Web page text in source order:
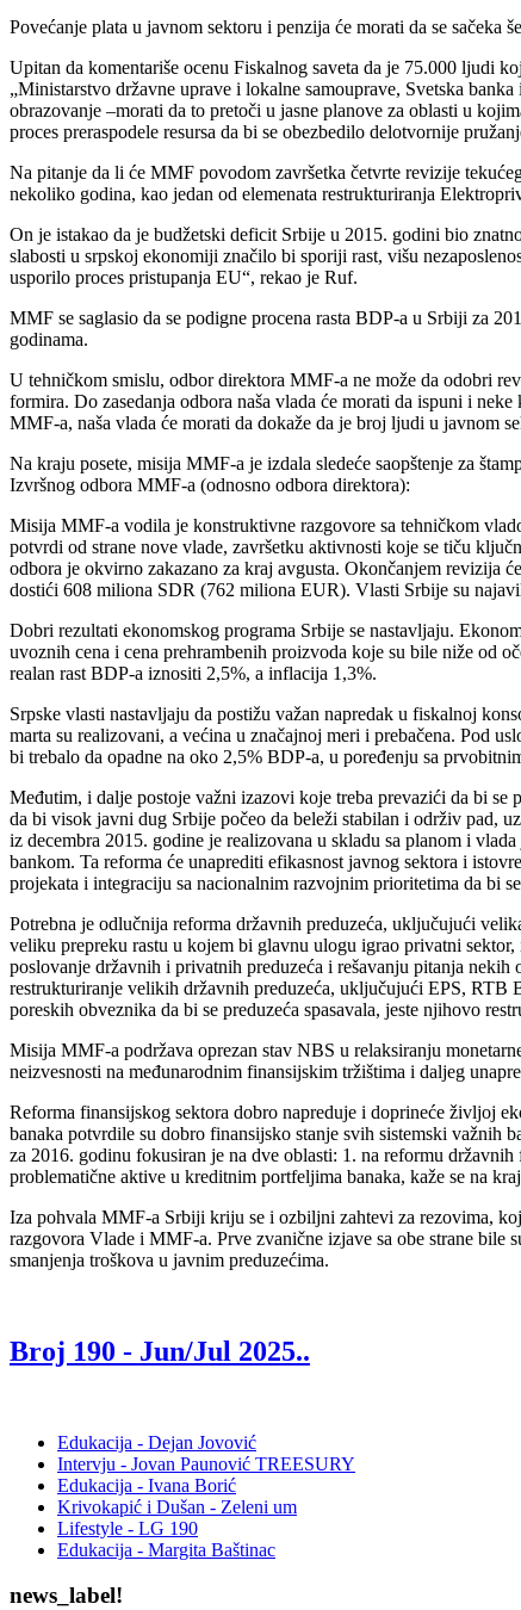
Povećanje plata u javnom sektoru i penzija će morati da se
Upitan da komentariše ocenu Fiskalnog saveta da je 75.000 ljudi
„Ministarstvo državne uprave i lokalne samouprave, Svetska
obrazovanje –morati da to pretoči u jasne planove za oblasti u
proces preraspodele resursa da bi se obezbedilo delotvornije
Na pitanje da li će MMF povodom završetka četvrte revizije
nekoliko godina, kao jedan od elemenata restrukturiranja
On je istakao da je budžetski deficit Srbije u 2015. godini bio
slabosti u srpskoj ekonomiji značilo bi sporiji rast, višu
usporilo proces pristupanja EU“, rekao je Ruf.
MMF se saglasio da se podigne procena rasta BDP-a u Srbiji za
godinama.
U tehničkom smislu, odbor direktora MMF-a ne može da odobri
formira. Do zasedanja odbora naša vlada će morati da ispuni i
MMF-a, naša vlada će morati da dokaže da je broj ljudi u javnom
Na kraju posete, misija MMF-a je izdala sledeće saopštenje za
Izvršnog odbora MMF-a (odnosno odbora direktora):
Misija MMF-a vodila je konstruktivne razgovore sa tehničkom
potvrdi od strane nove vlade, završetku aktivnosti koje se tiču
odbora je okvirno zakazano za kraj avgusta. Okončanjem
dostići 608 miliona SDR (762 miliona EUR). Vlasti Srbije su
Dobri rezultati ekonomskog programa Srbije se nastavljaju.
uvoznih cena i cena prehrambenih proizvoda koje su bile niže od
realan rast BDP-a iznositi 2,5%, a inflacija 1,3%.
Srpske vlasti nastavljaju da postižu važan napredak u fiskalnoj
marta su realizovani, a većina u značajnoj meri i prebačena. Pod
bi trebalo da opadne na oko 2,5% BDP-a, u poređenju sa
Međutim, i dalje postoje važni izazovi koje treba prevazići da bi
da bi visok javni dug Srbije počeo da beleži stabilan i održiv pad,
iz decembra 2015. godine je realizovana u skladu sa planom i
bankom. Ta reforma će unaprediti efikasnost javnog sektora i
projekata i integraciju sa nacionalnim razvojnim prioritetima da bi
Potrebna je odlučnija reforma državnih preduzeća, uključujući
veliku prepreku rastu u kojem bi glavnu ulogu igrao privatni
poslovanje državnih i privatnih preduzeća i rešavanju pitanja
restrukturiranje velikih državnih preduzeća, uključujući EPS, RTB
poreskih obveznika da bi se preduzeća spasavala, jeste njihovo
Misija MMF-a podržava oprezan stav NBS u relaksiranju
neizvesnosti na međunarodnim finansijskim tržištima i daljeg
Reforma finansijskog sektora dobro napreduje i doprineće življoj
banaka potvrdile su dobro finansijsko stanje svih sistemski važnih
za 2016. godinu fokusiran je na dve oblasti: 1. na reformu
problematične aktive u kreditnim portfeljima banaka, kaže se na
Iza pohvala MMF-a Srbiji kriju se i ozbiljni zahtevi za rezovima,
razgovora Vlade i MMF-a. Prve zvanične izjave sa obe strane
smanjenja troškova u javnim preduzećima.
Broj 190 - Jun/Jul 2025..
Edukacija - Dejan Jovović
Intervju - Jovan Paunović TREESURY
Edukacija - Ivana Borić
Krivokapić i Dušan - Zeleni um
Lifestyle - LG 190
Edukacija - Margita Baštinac
news_label!